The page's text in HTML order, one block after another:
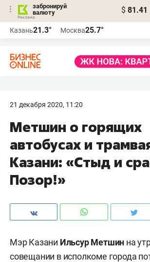
забронируй
валюту
$ 81.41
Казань21.3° Москва25.7°
21 декабря 2020, 11:20
Метшин о горящих
автобусах и
Казани: «Стыд и
Позор!»
Мэр Казани Ильсур Метшин на
совещании в исполкоме города